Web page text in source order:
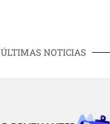
ÚLTIMAS NOTICIAS